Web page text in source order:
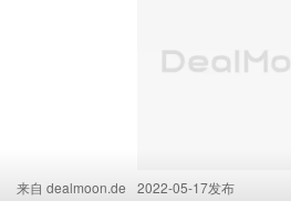
来自 dealmoon.de 2022-05-17发布